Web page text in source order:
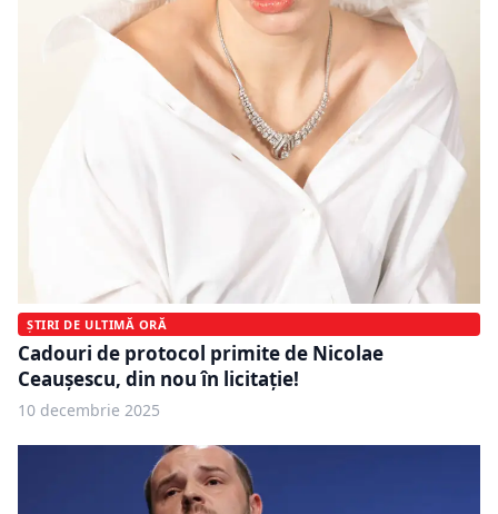
ȘTIRI DE ULTIMĂ ORĂ
Cadouri de protocol primite de Nicolae
Ceaușescu, din nou în licitație!
10 decembrie 2025